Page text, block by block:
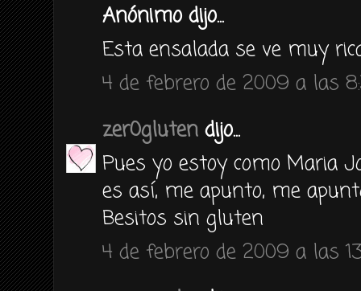
Anónimo dijo...
Esta ensalada se ve muy
4 de febrero de 2009 a las
zer0gluten dijo...
Pues yo estoy como Maria
es así, me apunto, me
Besitos sin gluten
4 de febrero de 2009 a las